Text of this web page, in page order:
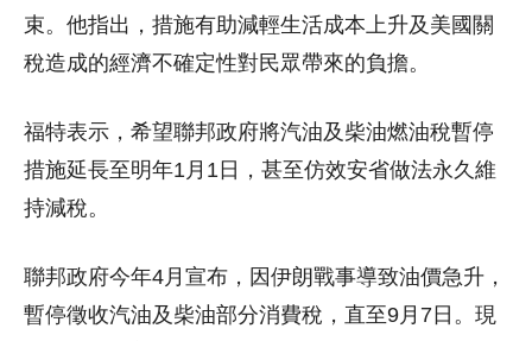
束。他指出，措施有助減輕生活成本上升及美國關
稅造成的經濟不確定性對民眾帶來的負擔。
福特表示，希望聯邦政府將汽油及柴油燃油稅暫停
措施延長至明年1月1日，甚至仿效安省做法永久維
持減稅。
聯邦政府今年4月宣布，因伊朗戰事導致油價急升，
暫停徵收汽油及柴油部分消費稅，直至9月7日。現